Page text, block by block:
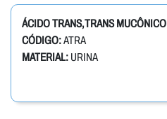
ÁCIDO TRANS,TRANS MUCÔNICO
CÓDIGO:ATRA
MATERIAL: URINA